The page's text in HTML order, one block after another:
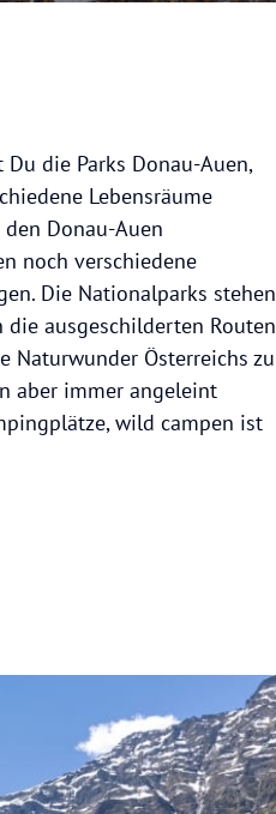
die Parks Donau-Auen,
Lebensräume
Donau-Auen
noch verschiedene
Die Nationalparks stehen
ausgeschilderten Routen
Naturwunder Österreichs zu
aber immer angeleint
wild campen ist